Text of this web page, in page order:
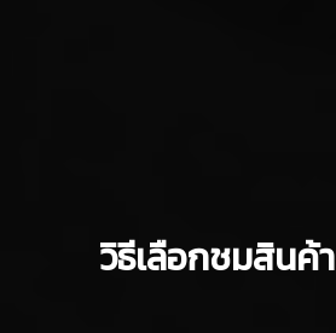
วิธีเลือกชมสินค้า